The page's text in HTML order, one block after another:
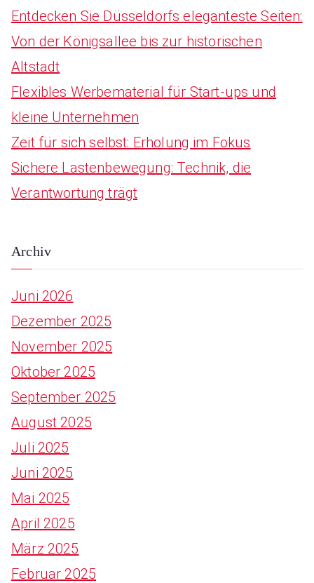
o
Entdecken Sie Düsseldorfs eleganteste Seiten:
Von der Königsallee bis zur historischen
Altstadt
Flexibles Werbematerial für Start-ups und
kleine Unternehmen
Zeit für sich selbst: Erholung im Fokus
Sichere Lastenbewegung: Technik, die
Verantwortung trägt
Archiv
Juni 2026
Dezember 2025
November 2025
Oktober 2025
September 2025
August 2025
Juli 2025
Juni 2025
Mai 2025
April 2025
März 2025
Februar 2025